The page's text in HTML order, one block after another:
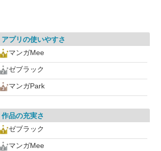
アプリの使いやすさ
マンガMee
ゼブラック
マンガPark
作品の充実さ
ゼブラック
マンガMee